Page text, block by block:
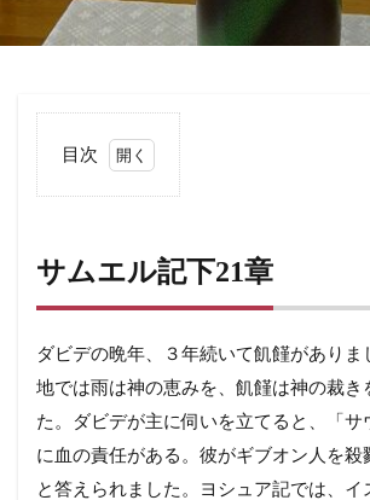
目次
ル
記
21
サムエル記下21章
ダビデの晩年、３年続いて飢饉がありま
地では雨は神の恵みを、飢饉は神の裁き
た。ダビデが主に伺いを立てると、「サ
に血の責任がある。彼がギブオン人を殺
と答えられました。ヨシュア記では、イ